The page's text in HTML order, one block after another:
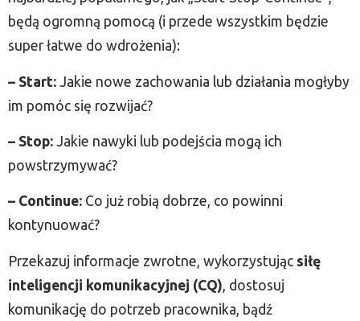
będą ogromną pomocą (i przede wszystkim będzie
super łatwe do wdrożenia):
– Start: Jakie nowe zachowania lub działania mogłyby
im pomóc się rozwijać?
– Stop: Jakie nawyki lub podejścia mogą ich
powstrzymywać?
– Continue: Co już robią dobrze, co powinni
kontynuować?
Przekazuj informacje zwrotne, wykorzystując siłę
inteligencji komunikacyjnej (CQ), dostosuj
komunikację do potrzeb pracownika, bądź